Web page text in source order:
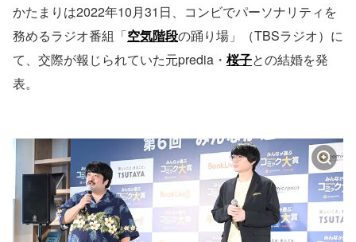
かたまりは2022年10月31日、コンビでパーソナリティを
務めるラジオ番組「空気階段の踊り場」（TBSラジオ）に
て、交際が報じられていた元predia・ 桜子との結婚を発
表。